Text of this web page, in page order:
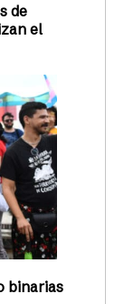
de
el
binarias